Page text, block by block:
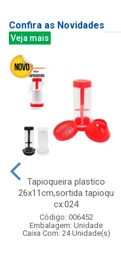
Confira as Novidades
Veja mais
Tapioqueira plastico
26x11cm,sortida tapioqu
cx:024
Código: 006452
Embalagem: Unidade
Caixa Com: 24 Unidade(s)